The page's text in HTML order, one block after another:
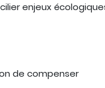
enjeux
de compenser